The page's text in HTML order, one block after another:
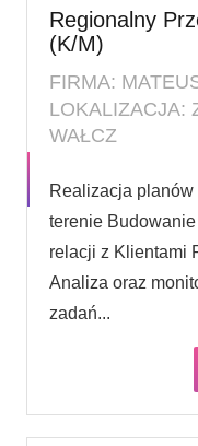
Regionalny
(K/M)
FIRMA:
LOKALIZACJA:
WAŁCZ
Realizacja planów
terenie Budowanie
relacji z Klientami
Analiza oraz
zadań...